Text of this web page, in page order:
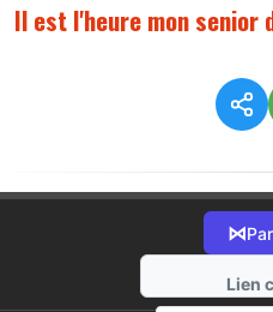
Il est l'heure mon senior
⋈
Lien